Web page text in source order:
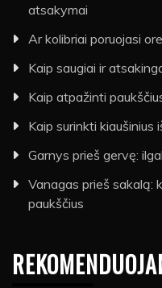
atsakymai
Ar kolibriai poruojasi
Kaip saugiai ir
Kaip atpažinti
Kaip surinkti kiaušinius
Garnys prieš gervę:
Vanagas prieš sakalą:
paukščius